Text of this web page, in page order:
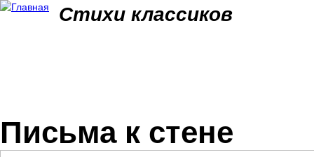
Стихи классиков
Письма к стене